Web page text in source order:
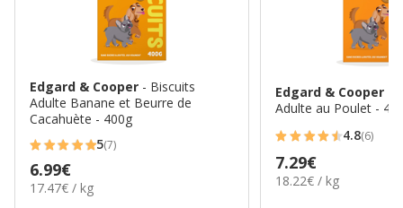
Edgard & Cooper - Biscuits
Adulte Banane et Beurre de
Cacahuète - 400g
5
étoiles
avec
5(7)
Prix
6.99€
6.99€
17.47€
17.47€ / kg
Edgard & Cooper
Adulte au Poulet -
4.8
étoiles
avec
4.8(6)
Prix
7.29€
7.29€
18.22€
18.22€ / kg